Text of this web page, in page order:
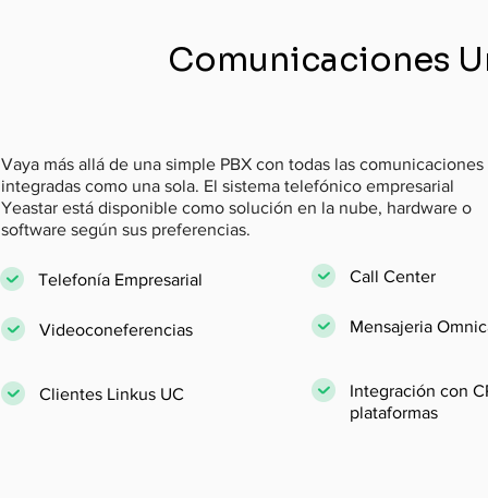
Comunicaciones
Vaya más allá de una simple PBX con todas las comunicaciones
integradas como una sola. El sistema telefónico empresarial
Yeastar está disponible como solución en la nube, hardware o
software según sus preferencias.
Telefonía Empresarial
Videoconeferencias
Clientes Linkus UC
Call Center
Mensajeria
Integración con
plataformas